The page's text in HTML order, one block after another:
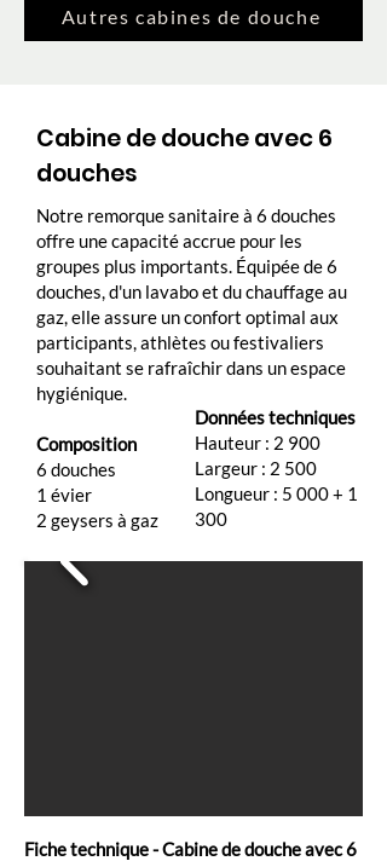
Autres cabines de douche
Cabine de douche avec 6
douches
Notre remorque sanitaire à 6 douches
offre une capacité accrue pour les
groupes plus importants. Équipée de 6
douches, d'un lavabo et du chauffage au
gaz, elle assure un confort optimal aux
participants, athlètes ou festivaliers
souhaitant se rafraîchir dans un espace
hygiénique.
Composition
6 douches
1 évier
2 geysers à gaz
Données techniques
Hauteur : 2 900
Largeur : 2 500
Longueur : 5 000 + 1
300
Fiche technique - Cabine de douche avec 6